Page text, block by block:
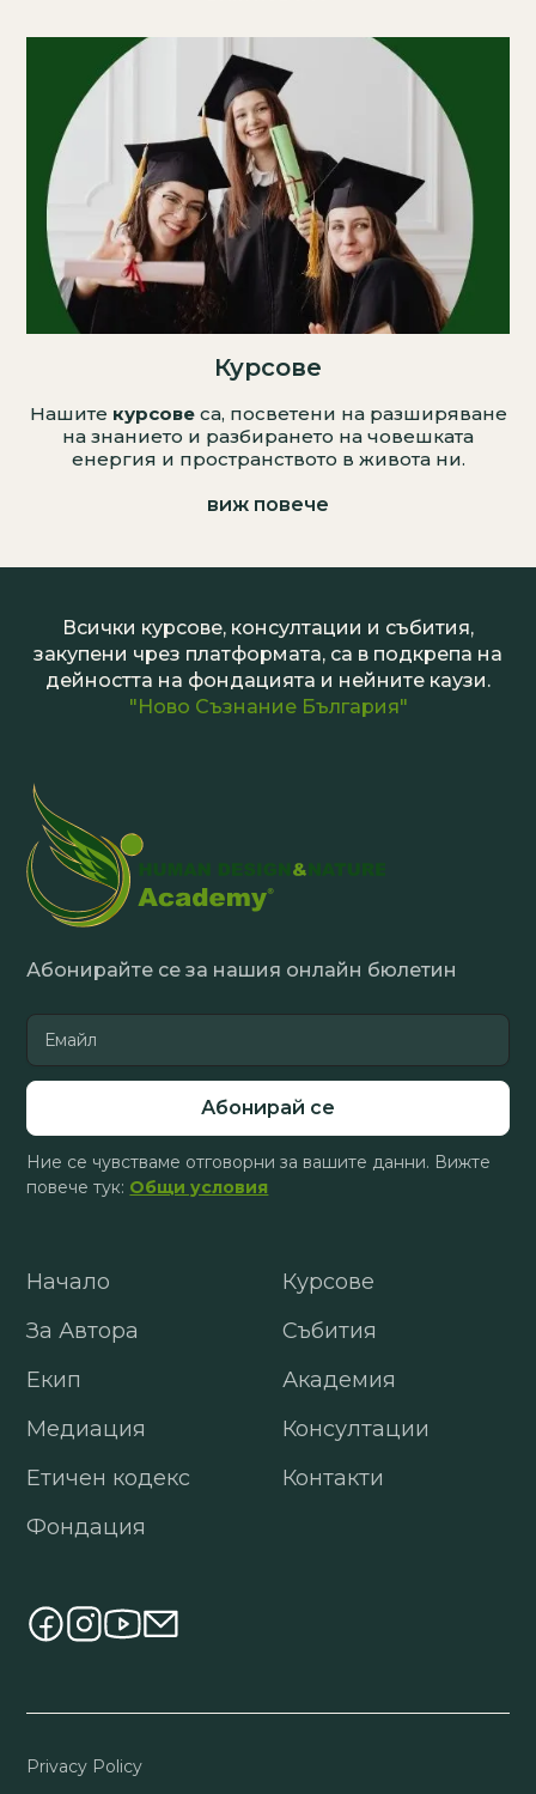
Курсове
Нашите курсовеса, посветени на разширяване
на знанието и разбирането на човешката
енергия и пространството в живота ни.
виж повече
Всички курсове, консултации и събития,
закупени чрез платформата, са в подкрепа на
дейността на фондацията и нейните каузи.
"Ново Съзнание България"
Абонирайте се за нашия онлайн бюлетин
Ние се чувстваме отговорни за вашите данни. Вижте
повече тук: Общи условия
Начало
За Автора
Екип
Медиация
Етичен кодекс
Фондация
Курсове
Събития
Академия
Консултации
Контакти
Privacy Policy